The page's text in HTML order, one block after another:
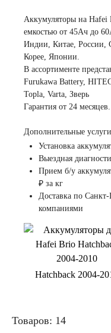
Аккумуляторы на Hafei
емкостью от 45Ач до
Индии, Китае,
Корее, Японии.
В ассортименте
Furukawa Battery,
Topla, Varta, Зверь
Гарантия от 24 месяцев.
Дополнительные
Установка
Выездная
Прием б/у
₽ за кг
Доставка по
компаниями
Hatchback 2004-
Товаров: 14